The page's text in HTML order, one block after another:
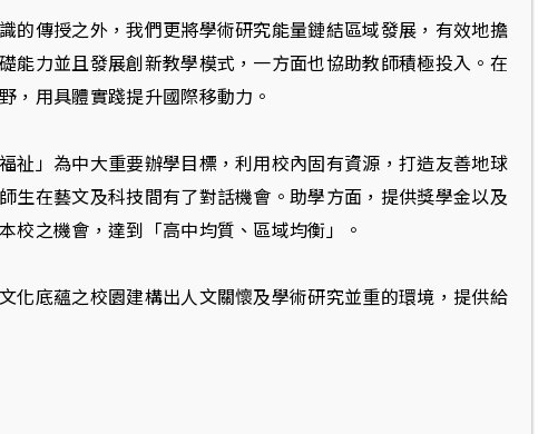
的傳授之外，我們更將學術研究能量鏈結區域發展，有效地擔
能力並且發展創新教學模式，一方面也協助教師積極投入。在
，用具體實踐提升國際移動力。
祉」為中大重要辦學目標，利用校內固有資源，打造友善地球
生在藝文及科技間有了對話機會。助學方面，提供獎學金以及
校之機會，達到「高中均質、區域均衡」。
化底蘊之校園建構出人文關懷及學術研究並重的環境，提供給